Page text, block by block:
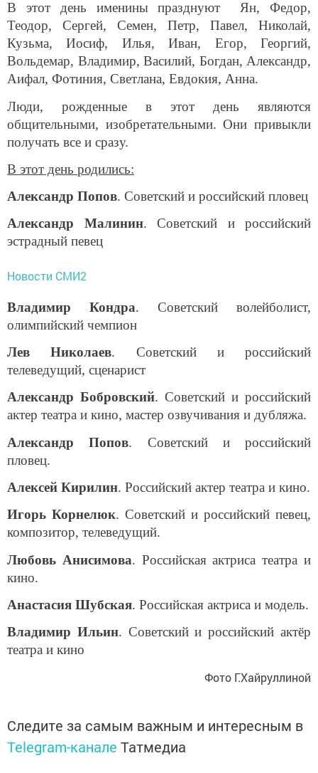
В этот день именины празднуют Ян, Федор,
Теодор, Сергей, Семен, Петр, Павел, Николай,
Кузьма, Иосиф, Илья, Иван, Егор, Георгий,
Вольдемар, Владимир, Василий, Богдан, Александр,
Аифал, Фотиния, Светлана, Евдокия, Анна.
Люди, рожденные в этот день являются
общительными, изобретательными. Они привыкли
получать все и сразу.
В этот день родились:
Александр Попов. Советский и российский пловец
Александр Малинин. Советский и российский
эстрадный певец
Новости СМИ2
Владимир Кондра. Советский волейболист,
олимпийский чемпион
Лев Николаев. Советский и российский
телеведущий, сценарист
Александр Бобровский. Советский и российский
актер театра и кино, мастер озвучивания и дубляжа.
Александр Попов. Советский и российский
пловец.
Алексей Кирилин. Российский актер театра и кино.
Игорь Корнелюк. Советский и российский певец,
композитор, телеведущий.
Любовь Анисимова. Российская актриса театра и
кино.
Анастасия Шубская. Российская актриса и модель.
Владимир Ильин. Советский и российский актёр
театра и кино
Фото Г.Хайруллиной
Следите за самым важным и интересным в
Telegram-канале Татмедиа